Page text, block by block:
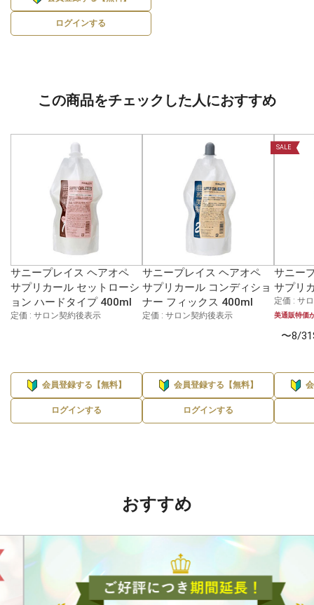
ログインする
この商品をチェックした人におすすめ
サニープレイス ヘアオペ
サプリカール セットローシ
ョン ハードタイプ 400ml
定価 : サロン契約後表示
会員登録する【無料】
ログインする
サニープレイス ヘアオペ
サプリカール コンディショ
ナー フィックス 400ml
定価 : サロン契約後表示
会員登録する【無料】
ログインする
SALE
サニー
サプリ
定価 : サ
美通販特価
〜8/
おすすめ